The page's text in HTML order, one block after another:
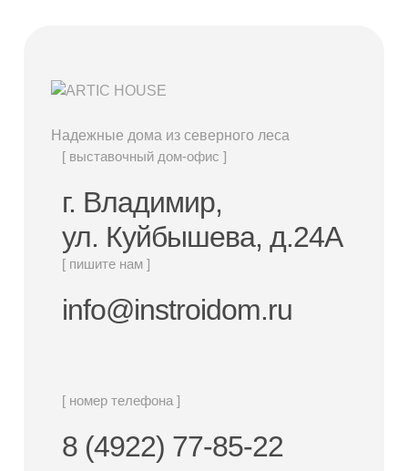
Надежные дома из северного леса
[ выставочный дом-офис ]
г. Владимир,
ул. Куйбышева, д.24А
[ пишите нам ]
info@instroidom.ru
[ номер телефона ]
8 (4922) 77-85-22